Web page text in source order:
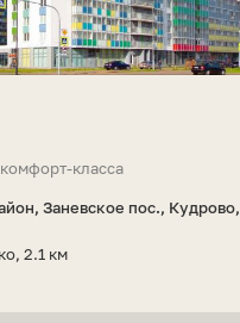
класса
Заневское пос., Кудрово,
2.1 км